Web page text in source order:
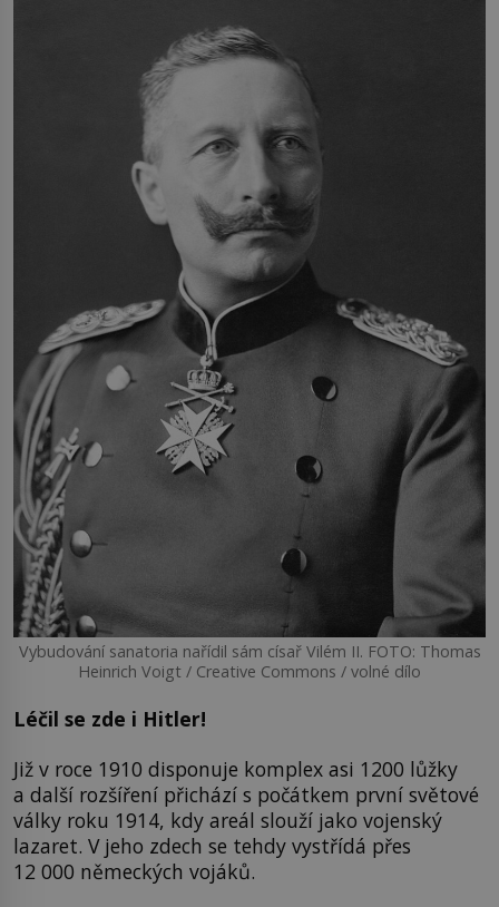
Vybudování sanatoria nařídil sám císař Vilém II. FOTO: Thomas
Heinrich Voigt / Creative Commons / volné dílo
Léčil se zde i Hitler!
Již v roce 1910 disponuje komplex asi 1200 lůžky
a další rozšíření přichází s počátkem první světové
války roku 1914, kdy areál slouží jako vojenský
lazaret. V jeho zdech se tehdy vystřídá přes
12 000 německých vojáků.